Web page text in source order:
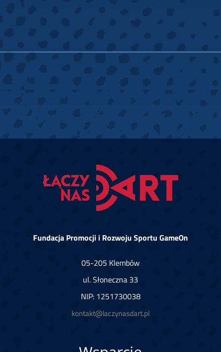
Fundacja Promocji i Rozwoju Sportu GameOn
05-205 Klembów
ul. Słoneczna 33
NIP: 1251730038
kontakt@laczynasdart.pl